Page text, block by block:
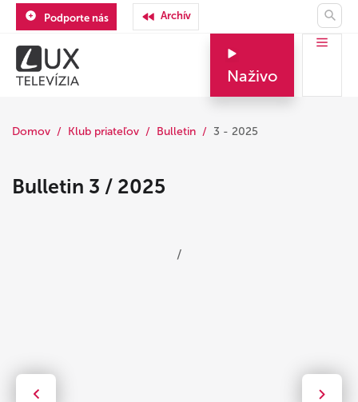
Podporte nás Archív
Naživo
Domov Klub priateľov Bulletin 3 - 2025
Bulletin 3 / 2025
/